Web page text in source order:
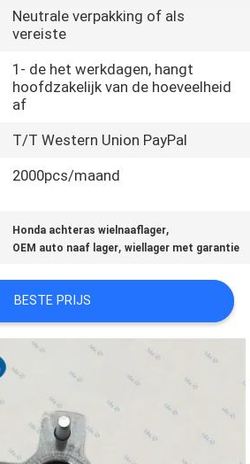
Neutrale verpakking of als
vereiste
1- de het werkdagen, hangt
hoofdzakelijk van de hoeveelheid
af
T/T Western Union PayPal
2000pcs/maand
Honda achteras wielnaaflager,
OEM auto naaf lager,wiellager met garantie
BESTE PRIJS